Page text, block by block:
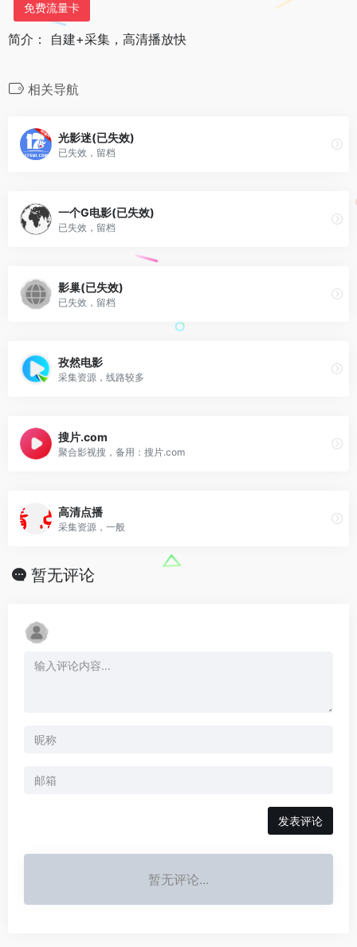
免费流量卡
简介： 自建+采集，高清播放快
相关导航
光影迷(已失效)
已失效，留档
一个G电影(已失效)
已失效，留档
影巢(已失效)
已失效，留档
孜然电影
采集资源，线路较多
搜片.com
聚合影视搜，备用：搜片.com
高清点播
采集资源，一般
暂无评论
发表评论
暂无评论...